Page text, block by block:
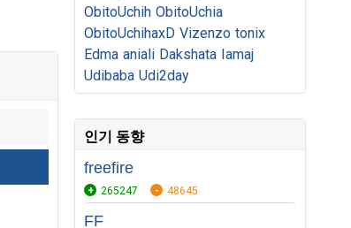
ObitoUchih ObitoUchia
ObitoUchihaxD Vizenzo tonix
Edma aniali Dakshata Iamaj
Udibaba Udi2day
인기 동향
freefire
265247 48645
FF